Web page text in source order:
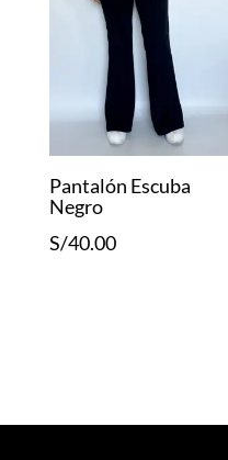
Pantalón Escuba
Negro
S/40.00